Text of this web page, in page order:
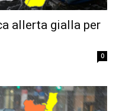
allerta gialla per
0